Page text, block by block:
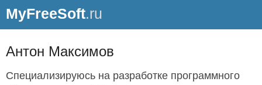
MyFreeSoft.ru
Антон Максимов
Специализируюсь на разработке программного